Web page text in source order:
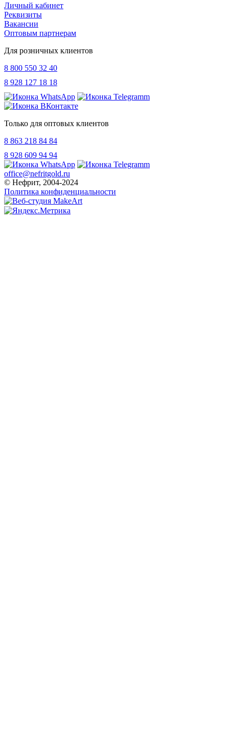
Личный кабинет
Реквизиты
Вакансии
Оптовым партнерам
Для розничных клиентов
8 800 550 32 40
8 928 127 18 18
Только для оптовых клиентов
8 863 218 84 84
8 928 609 94 94
office@nefritgold.ru
© Нефрит, 2004-2024
Политика конфиденциальности